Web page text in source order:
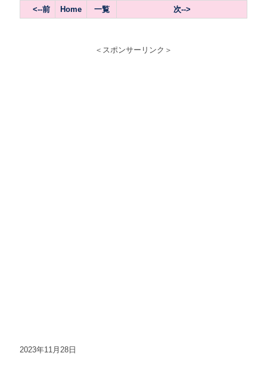
<--前 Home 一覧 次-->
＜スポンサーリンク＞
2023年11月28日